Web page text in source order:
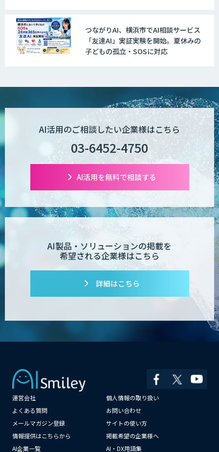
つながりAI、横浜市でAI相談サービス
「友達AI」実証実験を開始。夏休みの
子どもの孤立・SOSに対応
AI活用のご相談したい企業様はこちら
03-6452-4750
AI活用を無料で相談する
AI製品・ソリューションの掲載を
希望される企業様はこちら
詳細はこちら
運営会社
個人情報の取り扱い
よくある質問
お問い合わせ
メールマガジン登録
サイトの使い方
情報提供はこちらから
掲載希望の企業様へ
AI企業一覧
AI・DX用語集